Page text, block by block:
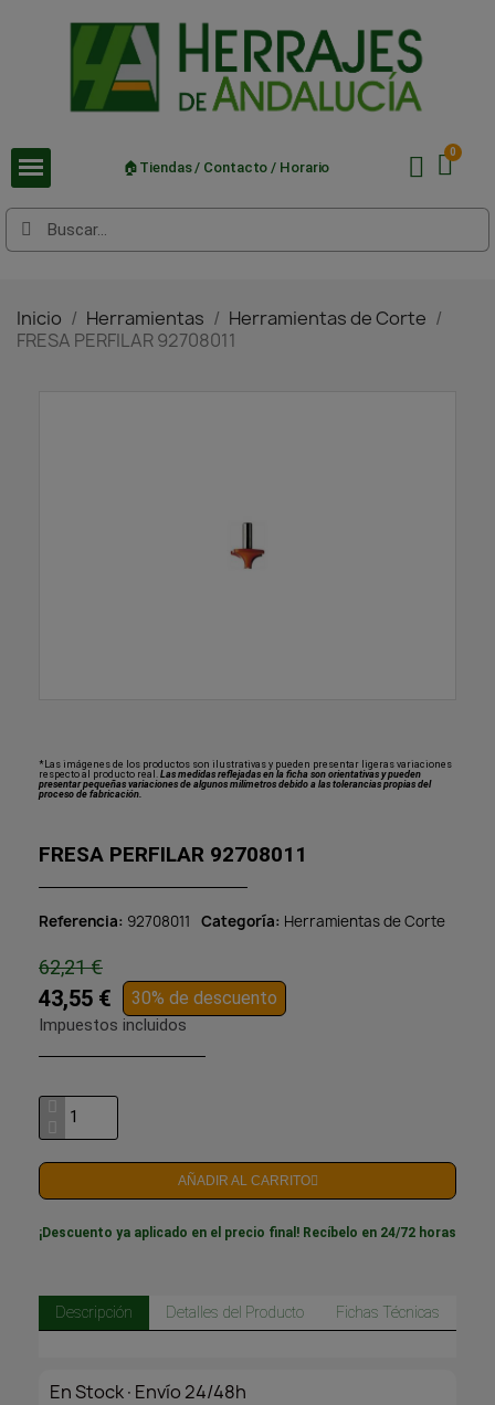
🏠Tiendas / Contacto / Horario
Inicio Herramientas
Herramientas de Corte
FRESA PERFILAR 92708011
*Las imágenes de los productos son ilustrativas y pueden presentar ligeras variaciones
respecto al producto real. Las medidas reflejadas en la ficha son orientativas y pueden
presentar pequeñas variaciones de algunos milímetros debido a las tolerancias propias del
proceso de fabricación.
FRESA PERFILAR 92708011
Referencia 92708011 Categoría Herramientas de Corte
62,21 €
43,55 € 30% de descuento
Impuestos incluidos
AÑADIR AL CARRITO
¡Descuento ya aplicado en el precio final! Recíbelo en 24/72 horas
Descripción Detalles del Producto Fichas Técnicas
En Stock·Envío 24/48h